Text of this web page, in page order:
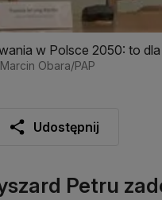
w Polsce 2050: to
Obara/PAP
Udostępnij
Petru